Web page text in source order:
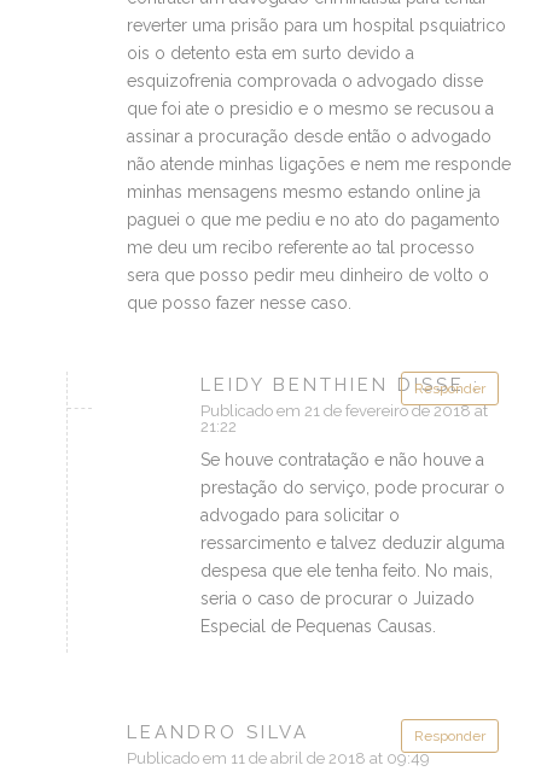
reverter uma prisão para um hospital psquiatrico
ois o detento esta em surto devido a
esquizofrenia comprovada o advogado disse
que foi ate o presidio e o mesmo se recusou a
assinar a procuração desde então o advogado
não atende minhas ligações e nem me responde
minhas mensagens mesmo estando online ja
paguei o que me pediu e no ato do pagamento
me deu um recibo referente ao tal processo
sera que posso pedir meu dinheiro de volto o
que posso fazer nesse caso.
Responder
LEIDY BENTHIEN DISSE :
Publicado em 21 de fevereiro de 2018 at
21:22
Se houve contratação e não houve a
prestação do serviço, pode procurar o
advogado para solicitar o
ressarcimento e talvez deduzir alguma
despesa que ele tenha feito. No mais,
seria o caso de procurar o Juizado
Especial de Pequenas Causas.
Responder
LEANDRO SILVA
Publicado em 11 de abril de 2018 at 09:49